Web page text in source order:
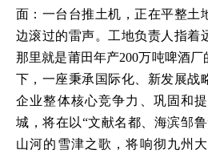
面：一台台推土机，正在平整土
边滚过的雷声。工地负责人指着
那里就是莆田年产200万吨啤酒
下，一座秉承国际化、新发展战
企业整体核心竞争力、巩固和
城，将在以“文献名都、海滨邹
山河的雪津之歌，将响彻九州